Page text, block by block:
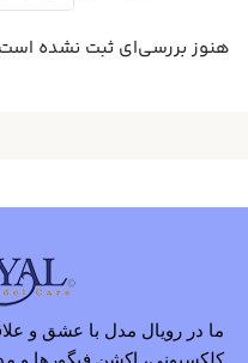
هنوز بررسی‌ای ثبت نشده
ما در رویال مدل با عشق و